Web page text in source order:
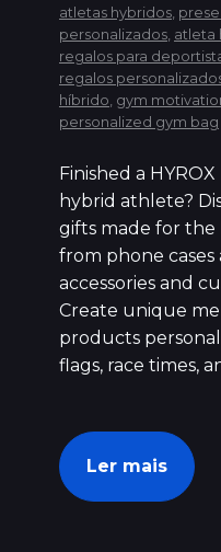
atletas hybridos,
personalizados, atleta
regalos para
regalos
híbrido, gym
personalized gym bag
Finished a
hybrid athlete?
gifts made for the
from phone
accessories and
Create unique
products
flags, race times,
Ler mais